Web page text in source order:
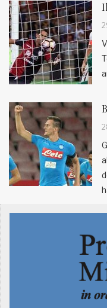
HOME
RUBRICHE
MUNICIPI
Inviateci le vostre
Iscriviti alla newsletter
www.viveremilano.info
Fondato e diretto da
Informativa sulla privacy